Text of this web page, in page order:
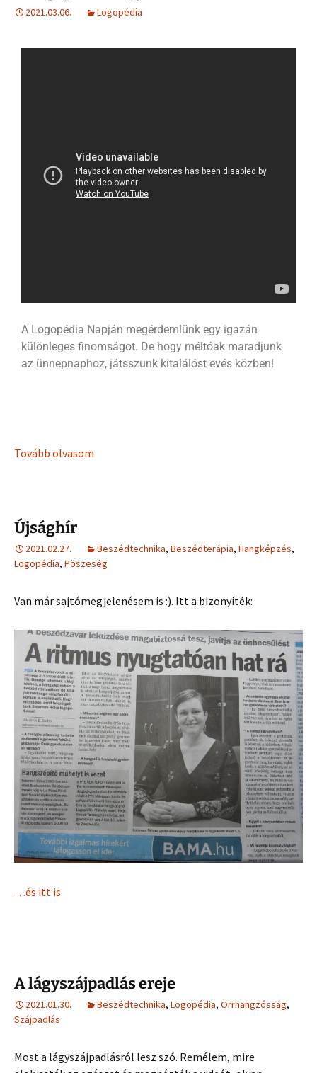
2021.03.06. Logopédia
A Logopédia Napján megérdemlünk egy igazán
különleges finomságot. De hogy méltóak maradjunk
az ünnepnaphoz, játsszunk kitalálóst evés közben!
Tovább olvasom
Újsághír
2021.02.27. Beszédtechnika, Beszédterápia, Hangképzés,
Logopédia, Pöszeség
Van már sajtómegjelenésem is :). Itt a bizonyíték:
…és itt is
A lágyszájpadlás ereje
2021.01.30. Beszédtechnika, Logopédia, Orrhangzósság,
Szájpadlás
Most a lágyszájpadlásról lesz szó. Remélem, mire